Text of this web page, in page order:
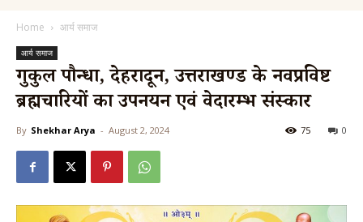
Home आर्य समाज
आर्य समाज
गुरुकुल पौन्धा, देहरादून, उत्तराखण्ड के नवप्रविष्ट
ब्रह्मचारियों का उपनयन एवं वेदारम्भ संस्कार
By Shekhar Arya - August 2, 2024 0
75